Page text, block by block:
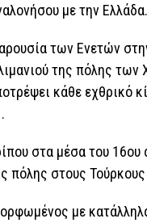
με την Ελλάδα.
των Ενετών
της πόλης
κάθε εχθρικό
στα μέσα του
πόλης στους
με